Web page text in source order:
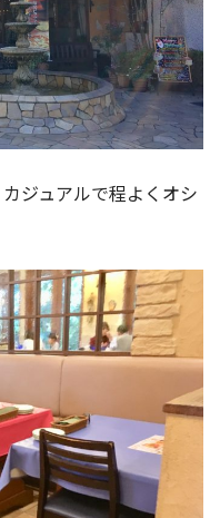
ジュアルで程よくオシ